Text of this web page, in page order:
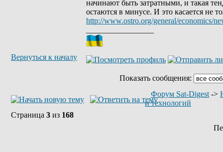
начинают быть затратными, и такая
остаются в минусе. И это касается не
http://www.ostro.org/general/economics/
Вернуться к началу
Показать сообщения:
Форум Sat-Digest ->
и технологий
Страница 3 из 168